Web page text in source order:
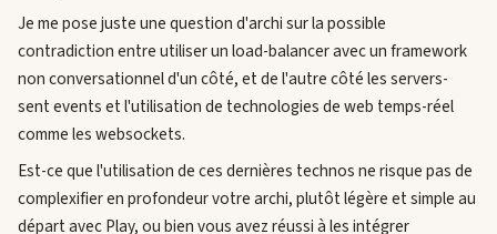
Je me pose juste une question d'archi sur la possible
contradiction entre utiliser un load-balancer avec un framework
non conversationnel d'un côté, et de l'autre côté les servers-
sent events et l'utilisation de technologies de web temps-réel
comme les websockets.
Est-ce que l'utilisation de ces dernières technos ne risque pas de
complexifier en profondeur votre archi, plutôt légère et simple au
départ avec Play, ou bien vous avez réussi à les intégrer